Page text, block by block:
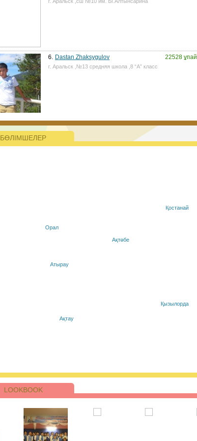
ата-аналар үшін қиын болмайтын көрінеді. ⠀
28.01.2021, 9:50
жобасына еріктілерді алуға тіркеудің
басталғанын қуанышпен хабарлаймыз
жастары мамандандырылған тренингтен өтіп, еліміздің
сабақтар өткізеді. Жобаның басты мақсаты - пластиктің
Сіздермен #пайдалыақпарат айдары.
білім алмаған адамдарды кездестіреміз. Жаңа
ҰБТ-ның бірінші күнінің қорытындысы
бойынша 205 қатысушы 110-нан астам балл
жинады.
6. Dastan Zhaksygulov 22528 ұпай
г. Аральск ,№13 средняя школа ,8 “А” класс
БӨЛІМШЕЛЕР
Ақтөбе
Атырау
Орал
Қостанай
Қызылорда
Ақтау
LOOKBOOK